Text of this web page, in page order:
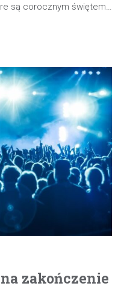
są corocznym świętem…
zakończenie